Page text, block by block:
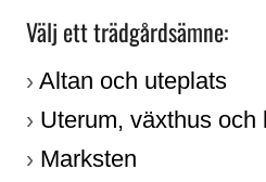
Välj ett trädgårdsämne:
› Altan och uteplats
› Uterum, växthus och
› Marksten